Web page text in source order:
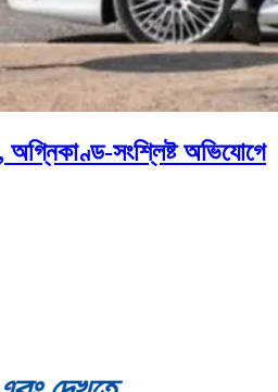
অগ্নিকাণ্ড-সংশ্লিষ্ট অভিযোগে